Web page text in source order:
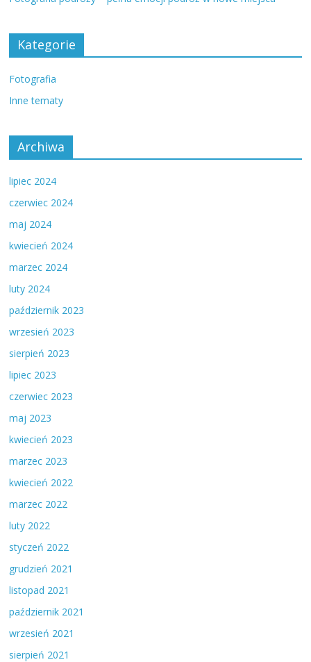
Kategorie
Fotografia
Inne tematy
Archiwa
lipiec 2024
czerwiec 2024
maj 2024
kwiecień 2024
marzec 2024
luty 2024
październik 2023
wrzesień 2023
sierpień 2023
lipiec 2023
czerwiec 2023
maj 2023
kwiecień 2023
marzec 2023
kwiecień 2022
marzec 2022
luty 2022
styczeń 2022
grudzień 2021
listopad 2021
październik 2021
wrzesień 2021
sierpień 2021